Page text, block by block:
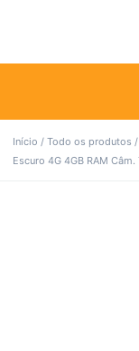
Início / Todo os produtos /
Escuro 4G 4GB RAM